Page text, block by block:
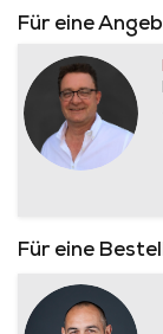
Für eine
Für eine